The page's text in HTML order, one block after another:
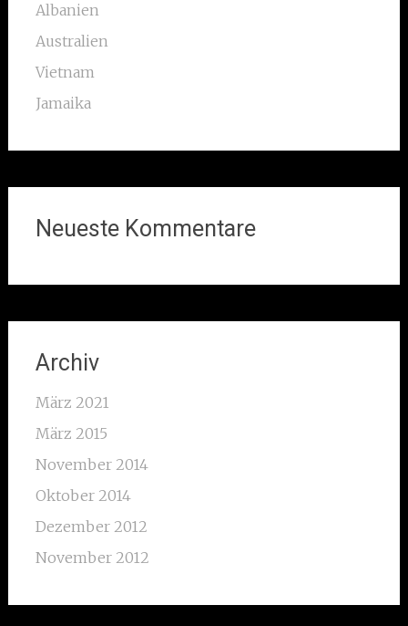
Albanien
Australien
Vietnam
Jamaika
Neueste Kommentare
Archiv
März 2021
März 2015
November 2014
Oktober 2014
Dezember 2012
November 2012